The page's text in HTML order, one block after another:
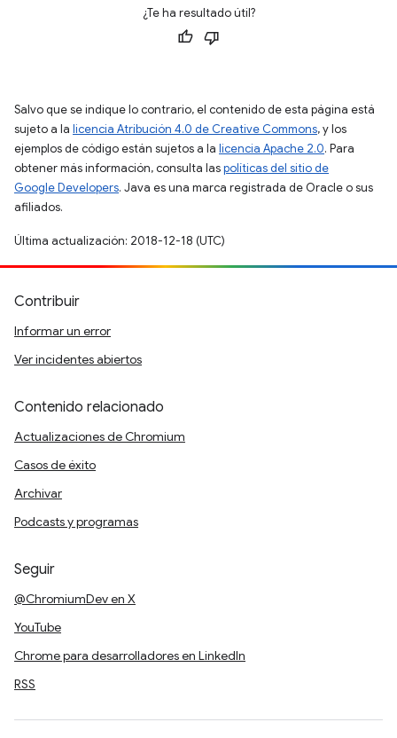
¿Te ha resultado útil?
Salvo que se indique lo contrario, el contenido de esta página está
sujeto a la licencia Atribución 4.0 de Creative Commons, y los
ejemplos de código están sujetos a la licencia Apache 2.0. Para
obtener más información, consulta laspolíticas del sitio de
Google Developers. Java es una marca registrada de Oracle o sus
afiliados.
Última actualización: 2018-12-18 (UTC)
Contribuir
Informar un error
Ver incidentes abiertos
Contenido relacionado
Actualizaciones de Chromium
Casos de éxito
Archivar
Podcasts y programas
Seguir
@ChromiumDev en X
YouTube
Chrome para desarrolladores en LinkedIn
RSS